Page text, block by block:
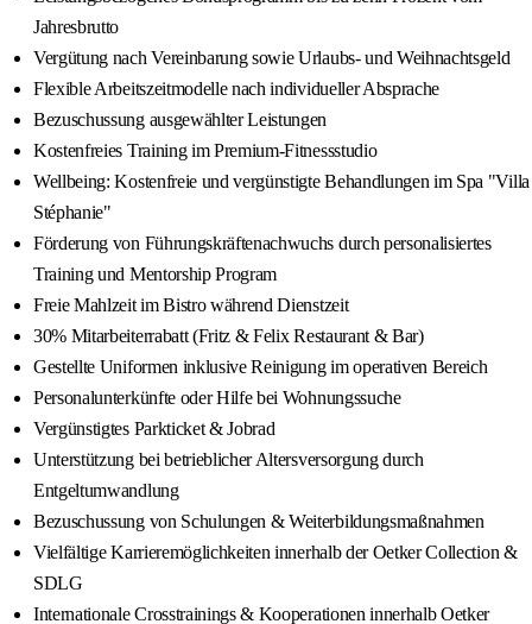
Jahresbrutto
Vergütung nach Vereinbarung sowie Urlaubs- und Weihnachtsgeld
Flexible Arbeitszeitmodelle nach individueller Absprache
Bezuschussung ausgewählter Leistungen
Kostenfreies Training im Premium-Fitnessstudio
Wellbeing: Kostenfreie und vergünstigte Behandlungen im Spa "Villa
Stéphanie"
Förderung von Führungskräftenachwuchs durch personalisiertes
Training und Mentorship Program
Freie Mahlzeit im Bistro während Dienstzeit
30% Mitarbeiterrabatt (Fritz & Felix Restaurant & Bar)
Gestellte Uniformen inklusive Reinigung im operativen Bereich
Personalunterkünfte oder Hilfe bei Wohnungssuche
Vergünstigtes Parkticket & Jobrad
Unterstützung bei betrieblicher Altersversorgung durch
Entgeltumwandlung
Bezuschussung von Schulungen & Weiterbildungsmaßnahmen
Vielfältige Karrieremöglichkeiten innerhalb der Oetker Collection &
SDLG
Internationale Crosstrainings & Kooperationen innerhalb Oetker